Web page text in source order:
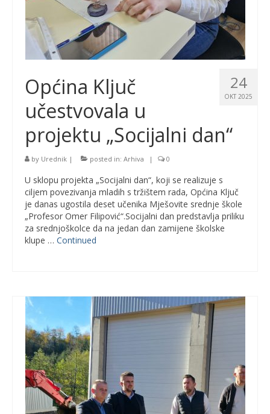
24
OKT 2025
Općina Ključ
učestvovala u
projektu „Socijalni dan“
by Urednik | posted in: Arhiva | 0
U sklopu projekta „Socijalni dan“, koji se realizuje s
ciljem povezivanja mladih s tržištem rada, Općina Ključ
je danas ugostila deset učenika Mješovite srednje škole
„Profesor Omer Filipović“.Socijalni dan predstavlja priliku
za srednjoškolce da na jedan dan zamijene školske
klupe … Continued